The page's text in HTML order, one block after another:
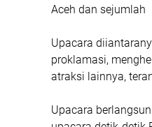
Aceh dan sejumlah
Upacara
proklamasi,
atraksi lainnya,
Upacara